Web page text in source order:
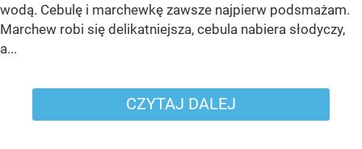
wodą. Cebulę i marchewkę zawsze najpierw podsmażam.
Marchew robi się delikatniejsza, cebula nabiera słodyczy,
a...
CZYTAJ DALEJ